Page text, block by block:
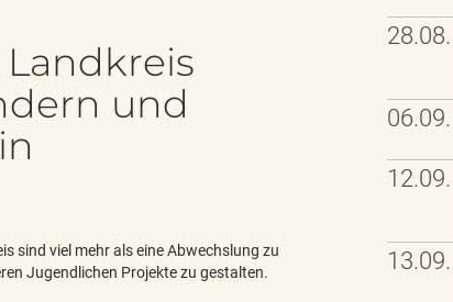
und
sind viel mehr als eine Abwechslung zu
Jugendlichen Projekte zu gestalten.
28.08.
06.09.
12.09.
13.09.